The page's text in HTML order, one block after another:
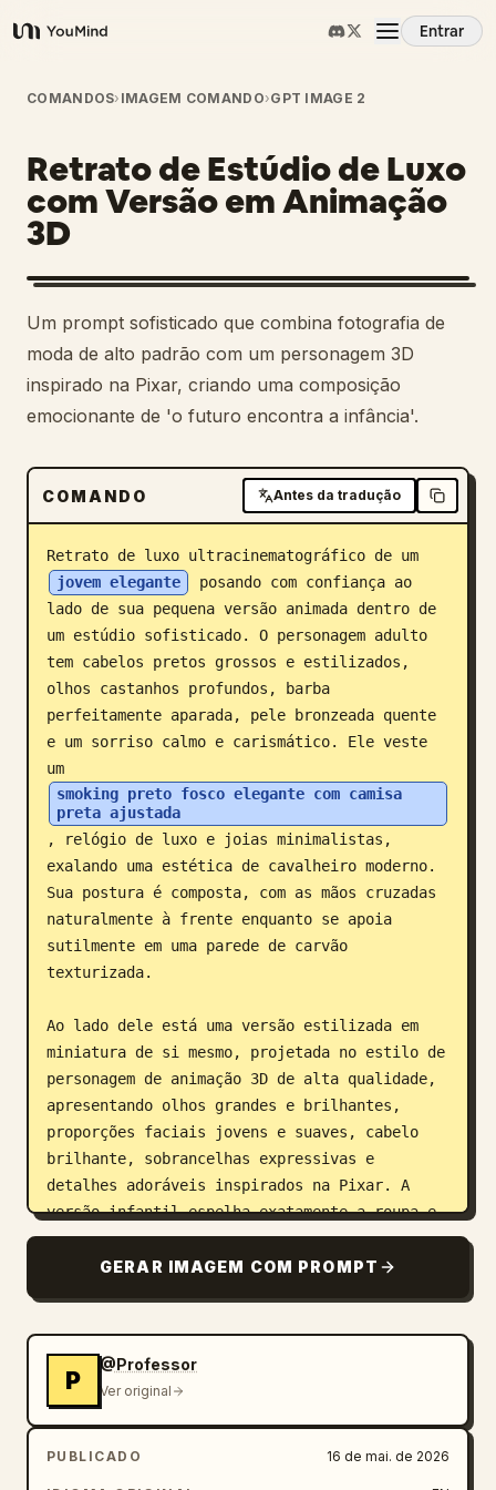
YouMind
Entrar
Visão Geral
Casos de Uso
Habilidades
Prompts
Preços
Blog
Atualizações
COMANDOS› IMAGEM COMANDO›GPT IMAGE 2
Retrato de Estúdio de Luxo
com Versão em Animação
3D
Um prompt sofisticado que combina fotografia de
moda de alto padrão com um personagem 3D
inspirado na Pixar, criando uma composição
emocionante de 'o futuro encontra a infância'.
COMANDO Antes da tradução
Retrato de luxo ultracinematográfico de um
jovem elegante
posando com confiança ao
lado de sua pequena versão animada dentro de
um estúdio sofisticado. O personagem adulto
tem cabelos pretos grossos e estilizados,
olhos castanhos profundos, barba
perfeitamente aparada, pele bronzeada quente
e um sorriso calmo e carismático. Ele veste
um
smoking preto fosco elegante com camisa
preta ajustada
, relógio de luxo e joias minimalistas,
exalando uma estética de cavalheiro moderno.
Sua postura é composta, com as mãos cruzadas
naturalmente à frente enquanto se apoia
sutilmente em uma parede de carvão
texturizada.
Ao lado dele está uma versão estilizada em
miniatura de si mesmo, projetada no estilo de
personagem de animação 3D de alta qualidade,
apresentando olhos grandes e brilhantes,
proporções faciais jovens e suaves, cabelo
brilhante, sobrancelhas expressivas e
detalhes adoráveis inspirados na Pixar. A
versão infantil espelha exatamente a roupa e
a pose do adulto, criando uma composição
visualmente emocionante de “o futuro encontra
cinematográfico escuro com gradientes quentes
sutis, acabamento em concreto texturizado e
uma assinatura artística manuscrita pintada
casualmente na parede. A iluminação dourada
GERAR IMAGEM COM PROMPT
P
@Professor
Ver original
PUBLICADO 16 de mai. de 2026